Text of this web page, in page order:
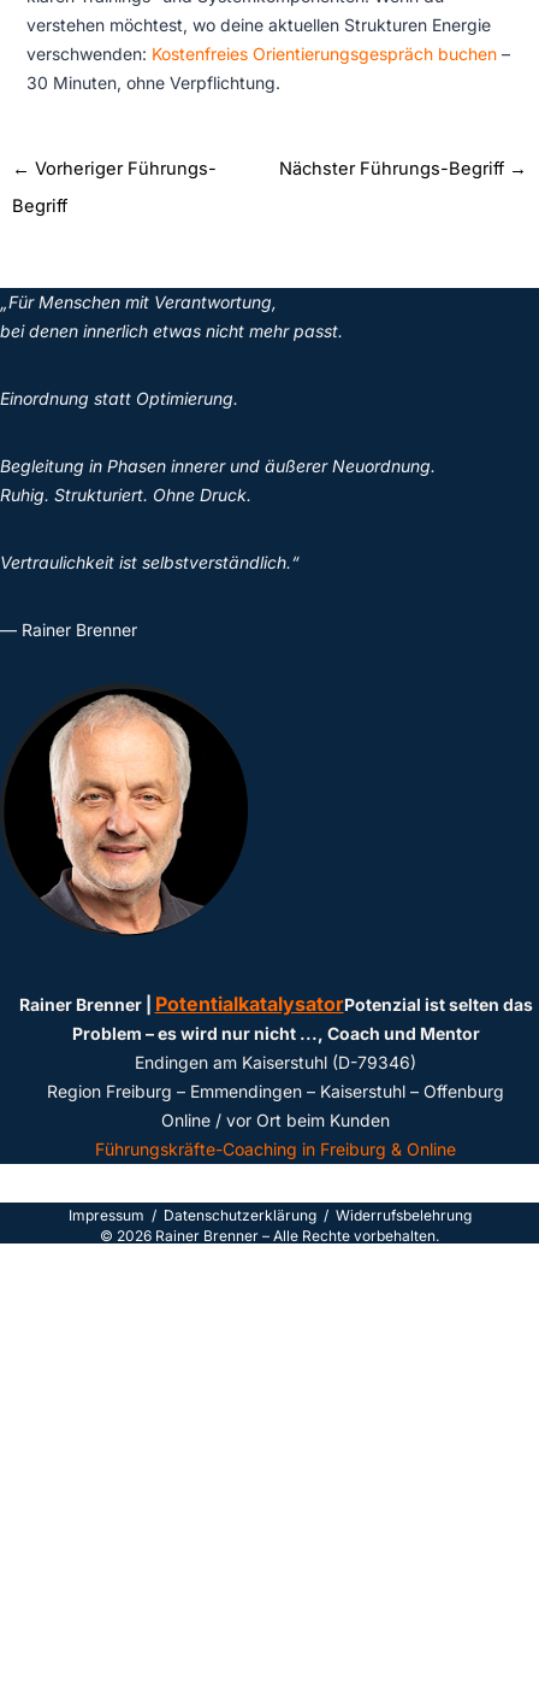
verstehen möchtest, wo deine aktuellen Strukturen Energie
verschwenden: Kostenfreies Orientierungsgespräch buchen–
30 Minuten, ohne Verpflichtung.
← Vorheriger Führungs-
Begriff
Nächster Führungs-Begriff →
„Für Menschen mit Verantwortung,
bei denen innerlich etwas nicht mehr passt.
Einordnung statt Optimierung.
Begleitung in Phasen innerer und äußerer Neuordnung.
Ruhig. Strukturiert. Ohne Druck.
Vertraulichkeit ist selbstverständlich.“
— Rainer Brenner
Rainer Brenner | PotentialkatalysatorPotenzial ist selten das
Problem – es wird nur nicht ..., Coach und Mentor
Endingen am Kaiserstuhl (D-79346)
Region Freiburg – Emmendingen – Kaiserstuhl – Offenburg
Online / vor Ort beim Kunden
Führungskräfte-Coaching in Freiburg & Online
Impressum / Datenschutzerklärung / Widerrufsbelehrung
© 2026 Rainer Brenner – Alle Rechte vorbehalten.